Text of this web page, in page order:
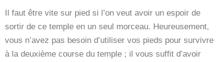
Il faut être vite sur pied si l’on veut avoir un espoir de
sortir de ce temple en un seul morceau. Heureusement,
vous n’avez pas besoin d’utiliser vos pieds pour survivre
à la deuxième course du temple ; il vous suffit d’avoir